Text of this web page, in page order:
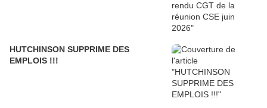
HUTCHINSON SUPPRIME DES
EMPLOIS !!!